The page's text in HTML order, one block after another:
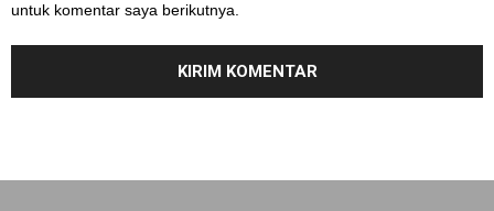
untuk komentar saya berikutnya.